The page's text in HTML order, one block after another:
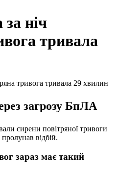
ніч
тривала
загрозу БпЛА
сирени повітряної тривоги
відбій.
зараз має такий